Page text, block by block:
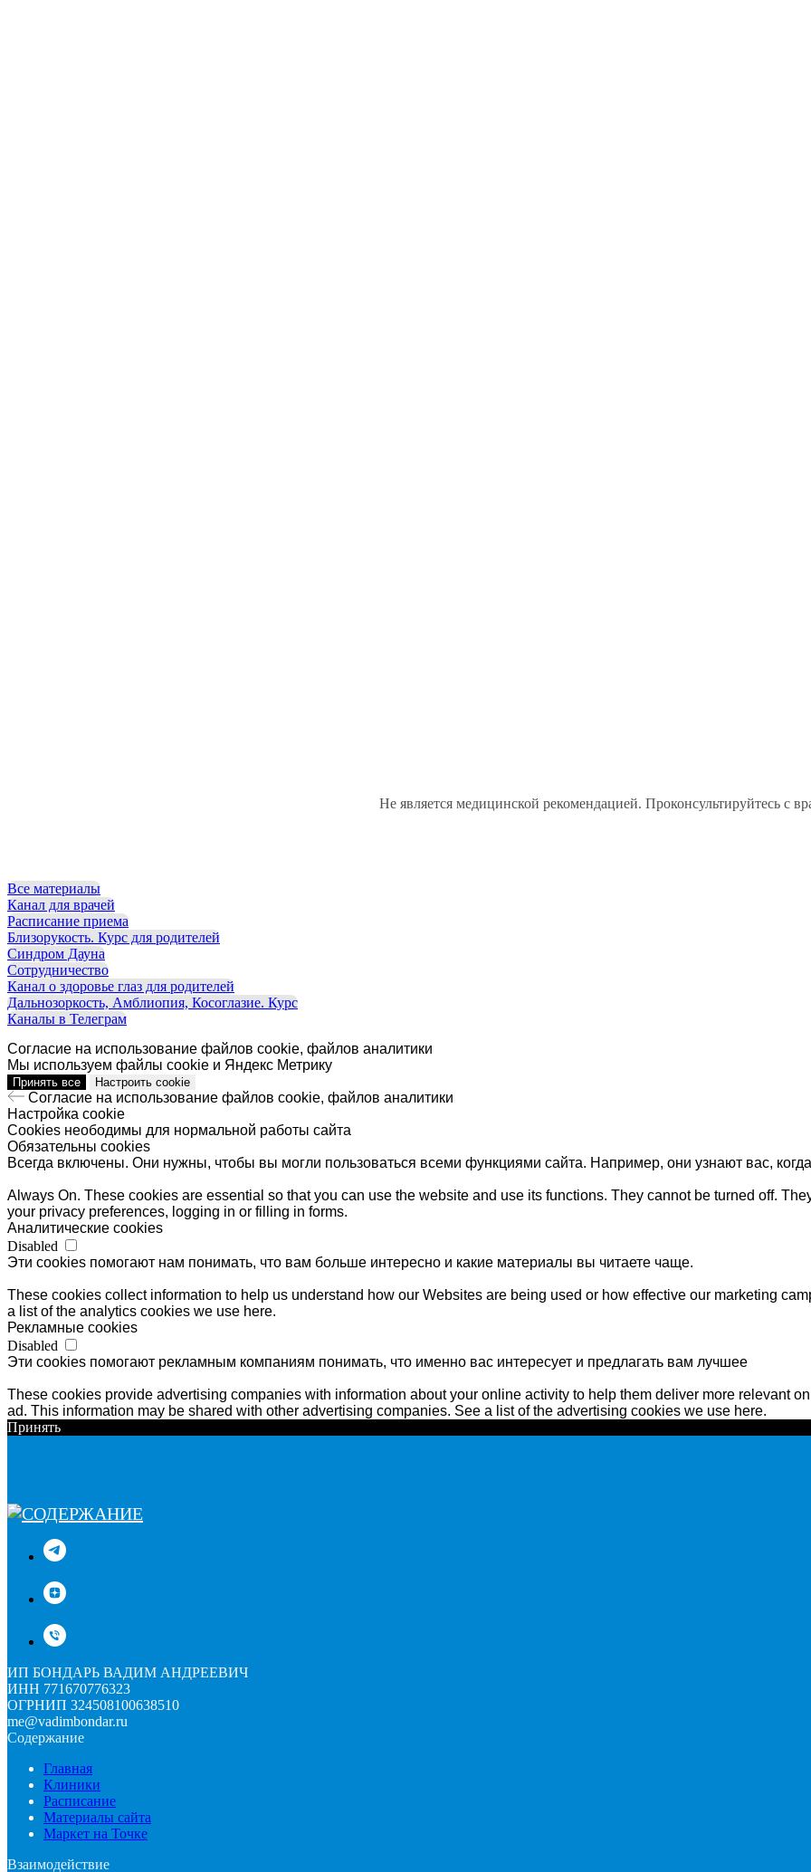
Не является медицинской рекомендацией. Проконсультируйтесь с
Все материалы
Канал для врачей
Расписание приема
Близорукость. Курс для родителей
Синдром Дауна
Сотрудничество
Канал о здоровье глаз для родителей
Дальнозоркость, Амблиопия, Косоглазие. Курс
Каналы в Телеграм
Согласие на использование файлов cookie, файлов аналитики
Мы используем файлы cookie и Яндекс Метрику
Принять все Настроить cookie
Согласие на использование файлов cookie, файлов аналитики
Настройка cookie
Cookies неободимы для нормальной работы сайта
Обязательны cookies
Всегда включены. Они нужны, чтобы вы могли пользоваться всеми функциями сайта. Например, они узнают вас,
Always On. These cookies are essential so that you can use the website and use its functions. They cannot be turned off.
your privacy preferences, logging in or filling in forms.
Аналитические cookies
Disabled
Эти cookies помогают нам понимать, что вам больше интересно и какие материалы вы читаете чаще.
These cookies collect information to help us understand how our Websites are being used or how effective our marketing
a list of the analytics cookies we use here.
Рекламные cookies
Disabled
Эти cookies помогают рекламным компаниям понимать, что именно вас интересует и предлагать вам лучшее
These cookies provide advertising companies with information about your online activity to help them deliver more relevant
ad. This information may be shared with other advertising companies. See a list of the advertising cookies we use here.
Принять
ИП БОНДАРЬ ВАДИМ АНДРЕЕВИЧ
ИНН 771670776323
ОГРНИП 324508100638510
me@vadimbondar.ru
Содержание
Главная
Клиники
Расписание
Материалы сайта
Маркет на Точке
Взаимодействие